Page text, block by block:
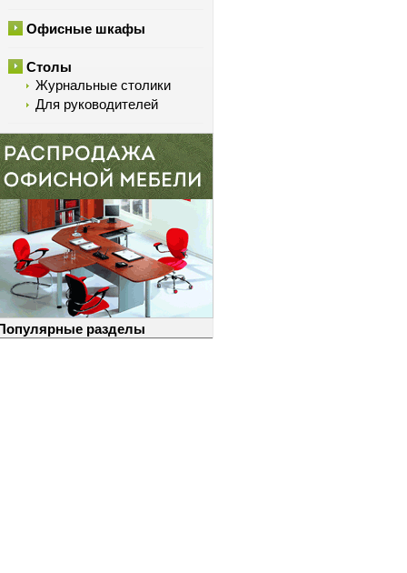
Офисные шкафы
Столы
Журнальные столики
Для руководителей
разделы